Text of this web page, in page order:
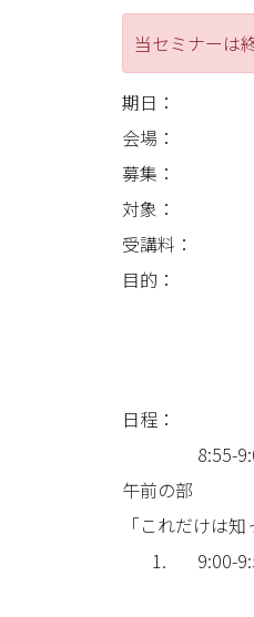
当セミナーは
期日：
会場：
募集：
対象：
受講料：
目的：
日程：
8:55-
午前の部
「これだけは
1.
9:00-